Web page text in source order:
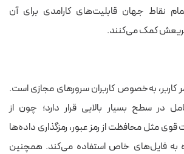
نقاط جهان قابلیت‌های کارامدی برای آن
کمک می‌کنند.
به‌خصوص کاربران سرورهای مجازی است.
در سطح بسیار بالایی قرار دارد؛ چون از
قوی مثل محافظت از رمز عبور، رمزگذاری داده‌ها
به فایل‌های خاص استفاده می‌کند. همچنین